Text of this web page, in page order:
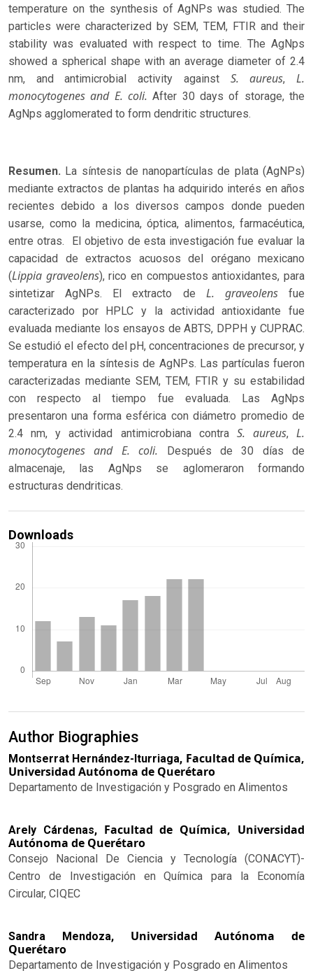
temperature on the synthesis of AgNPs was studied. The
particles were characterized by SEM, TEM, FTIR and their
stability was evaluated with respect to time. The AgNps
showed a spherical shape with an average diameter of 2.4
nm, and antimicrobial activity against S. aureus,L.
monocytogenes and E. coli.After 30 days of storage, the
AgNps agglomerated to form dendritic structures.
Resumen. La síntesis de nanopartículas de plata (AgNPs)
mediante extractos de plantas ha adquirido interés en años
recientes debido a los diversos campos donde pueden
usarse, como la medicina, óptica, alimentos, farmacéutica,
entre otras. El objetivo de esta investigación fue evaluar la
capacidad de extractos acuosos del orégano mexicano
(Lippia graveolens), rico en compuestos antioxidantes, para
sintetizar AgNPs. El extracto de L. graveolensfue
caracterizado por HPLC y la actividad antioxidante fue
evaluada mediante los ensayos de ABTS, DPPH y CUPRAC.
Se estudió el efecto del pH, concentraciones de precursor, y
temperatura en la síntesis de AgNPs. Las partículas fueron
caracterizadas mediante SEM, TEM, FTIR y su estabilidad
con respecto al tiempo fue evaluada. Las AgNps
presentaron una forma esférica con diámetro promedio de
2.4 nm, y actividad antimicrobiana contra S. aureus, L.
monocytogenes and E. coli.
Después de 30 días de
almacenaje, las AgNps se aglomeraron formando
estructuras dendriticas.
Downloads
Author Biographies
Montserrat Hernández-Iturriaga, Facultad de Química,
Universidad Autónoma de Querétaro
Departamento de Investigación y Posgrado en Alimentos
Arely Cárdenas, Facultad de Química, Universidad
Autónoma de Querétaro
Consejo Nacional De Ciencia y Tecnología (CONACYT)-
Centro de Investigación en Química para la Economía
Circular, CIQEC
Sandra Mendoza, Universidad Autónoma de
Querétaro
Departamento de Investigación y Posgrado en Alimentos